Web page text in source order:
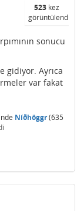
523 kez
görüntülendi
sonucu
gidiyor. Ayrıca
var fakat
Níðhöggr(635